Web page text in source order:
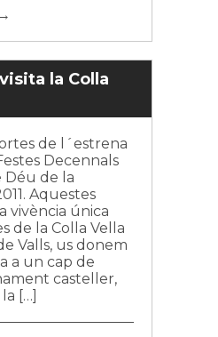
la Colla
de l´estrena
Decennals
Déu de la
Aquestes
vivència única
de la Colla Vella
Valls, us donem
a un cap de
casteller,
[…]